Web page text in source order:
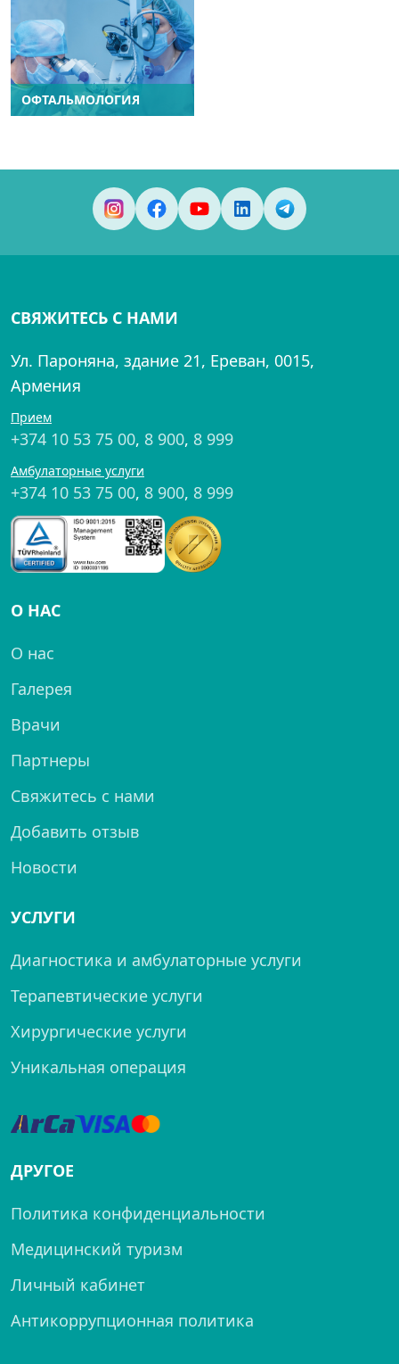
ОФТАЛЬМОЛОГИЯ
СВЯЖИТЕСЬ С НАМИ
Ул. Пароняна, здание 21, Ереван, 0015,
Армения
Прием
+374 10 53 75 00, 8 900, 8 999
Амбулаторные услуги
+374 10 53 75 00, 8 900, 8 999
О НАС
О нас
Галерея
Врачи
Партнеры
Свяжитесь с нами
Добавить отзыв
Новости
УСЛУГИ
Диагностика и амбулаторные услуги
Терапевтические услуги
Хирургические услуги
Уникальная операция
ДРУГОЕ
Политика конфиденциальности
Медицинский туризм
Личный кабинет
Антикоррупционная политика